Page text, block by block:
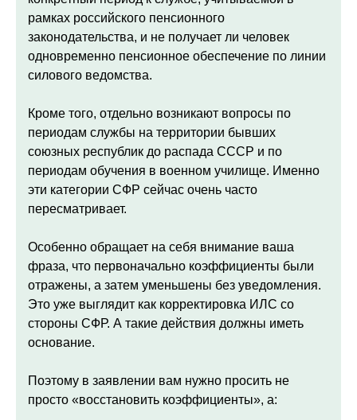
рамках российского пенсионного
законодательства, и не получает ли человек
одновременно пенсионное обеспечение по линии
силового ведомства.
Кроме того, отдельно возникают вопросы по
периодам службы на территории бывших
союзных республик до распада СССР и по
периодам обучения в военном училище. Именно
эти категории СФР сейчас очень часто
пересматривает.
Особенно обращает на себя внимание ваша
фраза, что первоначально коэффициенты были
отражены, а затем уменьшены без уведомления.
Это уже выглядит как корректировка ИЛС со
стороны СФР. А такие действия должны иметь
основание.
Поэтому в заявлении вам нужно просить не
просто «восстановить коэффициенты», а: